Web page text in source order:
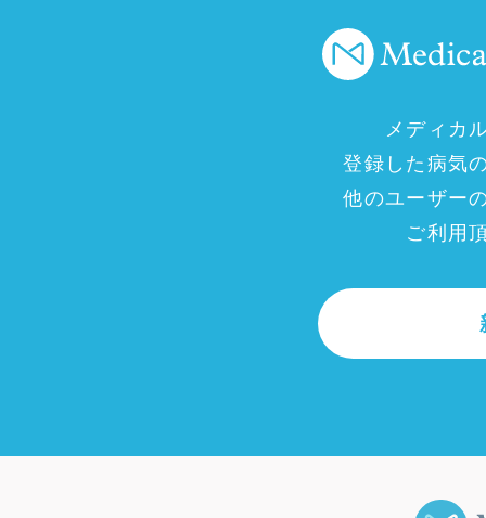
メディカ
登録した病気
他のユーザー
ご利用